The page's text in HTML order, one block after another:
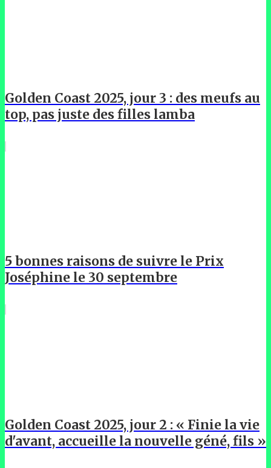
Golden Coast 2025, jour 3 : des meufs au
top, pas juste des filles lamba
5 bonnes raisons de suivre le Prix
Joséphine le 30 septembre
Golden Coast 2025, jour 2 : « Finie la vie
d'avant, accueille la nouvelle géné, fils »